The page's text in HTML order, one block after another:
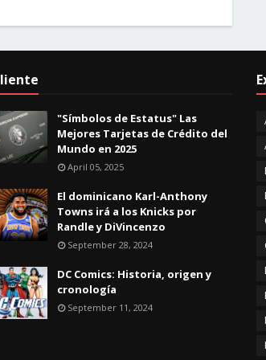
"Símbolos de Estatus" Las
Mejores Tarjetas de Crédito del
Mundo en 2025
April 05, 2025
El dominicano Karl-Anthony
Towns irá a los Knicks por
Randle y DiVincenzo
September 28, 2024
DC Comics: Historia, origen y
cronología
September 11, 2024